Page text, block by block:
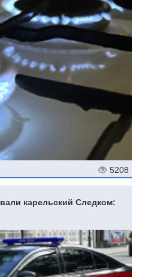
5208
карельский Следком: